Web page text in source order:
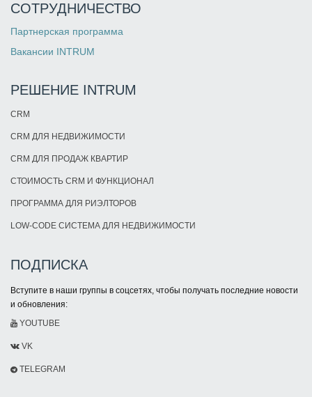
СОТРУДНИЧЕСТВО
Партнерская программа
Вакансии INTRUM
РЕШЕНИЕ INTRUM
CRM
CRM ДЛЯ НЕДВИЖИМОСТИ
CRM ДЛЯ ПРОДАЖ КВАРТИР
СТОИМОСТЬ CRM И ФУНКЦИОНАЛ
ПРОГРАММА ДЛЯ РИЭЛТОРОВ
LOW-CODE СИСТЕМА ДЛЯ НЕДВИЖИМОСТИ
ПОДПИСКА
Вступите в наши группы в соцсетях, чтобы получать последние новости
и обновления:
YOUTUBE
VK
TELEGRAM